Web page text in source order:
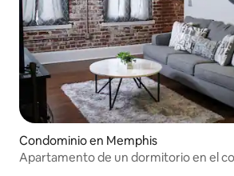
Condominio en Memphis
Apartamento de un dormitorio en el